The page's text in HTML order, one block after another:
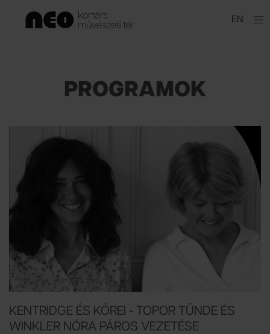
EN
PROGRAMOK
KENTRIDGE ÉS KÖREI - TOPOR TÜNDE ÉS
WINKLER NÓRA PÁROS VEZETÉSE